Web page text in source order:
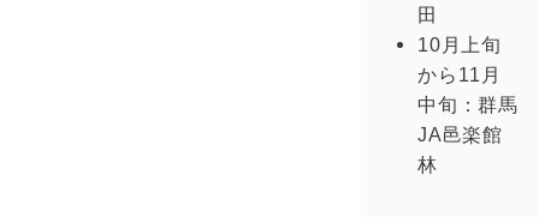
田
10月上旬
から11月
中旬：群馬
JA邑楽館
林